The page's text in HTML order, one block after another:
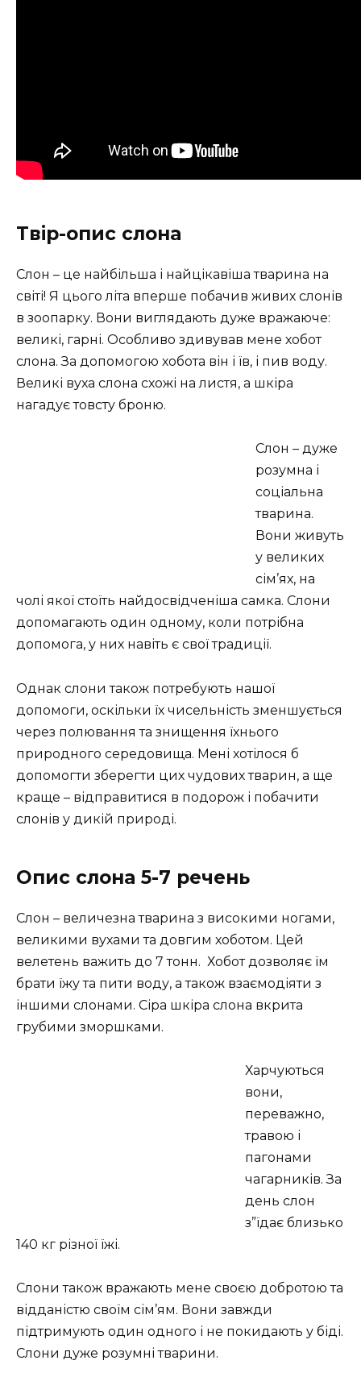
Твір-опис слона
Слон – це найбільша і найцікавіша тварина на
світі! Я цього літа вперше побачив живих слонів
в зоопарку. Вони виглядають дуже вражаюче:
великі, гарні. Особливо здивував мене хобот
слона. За допомогою хобота він і їв, і пив воду.
Великі вуха слона схожі на листя, а шкіра
нагадує товсту броню.
Слон – дуже
розумна і
соціальна
тварина.
Вони живуть
у великих
сім’ях, на
чолі якої стоїть найдосвідченіша самка. Слони
допомагають один одному, коли потрібна
допомога, у них навіть є свої традиції.
Однак слони також потребують нашої
допомоги, оскільки їх чисельність зменшується
через полювання та знищення їхнього
природного середовища. Мені хотілося б
допомогти зберегти цих чудових тварин, а ще
краще – відправитися в подорож і побачити
слонів у дикій природі.
Опис слона 5-7 речень
Слон – величезна тварина з високими ногами,
великими вухами та довгим хоботом. Цей
велетень важить до 7 тонн. Хобот дозволяє їм
брати їжу та пити воду, а також взаємодіяти з
іншими слонами. Сіра шкіра слона вкрита
грубими зморшками.
Харчуються
вони,
переважно,
травою і
пагонами
чагарників. За
день слон
з”їдає близько
140 кг різної їжі.
Слони також вражають мене своєю добротою та
відданістю своїм сім’ям. Вони завжди
підтримують один одного і не покидають у біді.
Слони дуже розумні тварини.